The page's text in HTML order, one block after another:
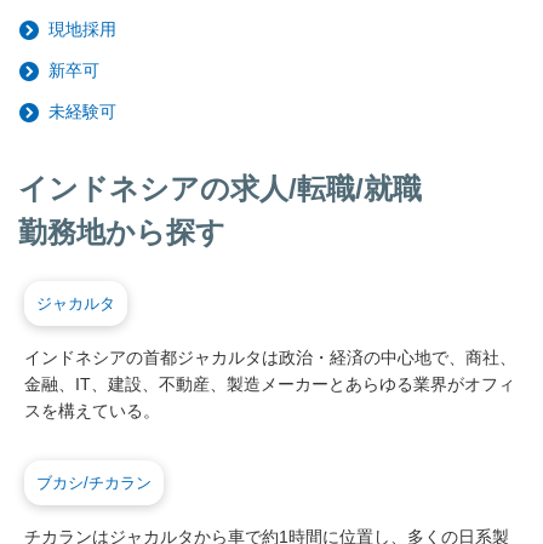
現地採用
新卒可
未経験可
インドネシアの求人/転職/就職
勤務地から探す
ジャカルタ
インドネシアの首都ジャカルタは政治・経済の中心地で、商社、
金融、IT、建設、不動産、製造メーカーとあらゆる業界がオフィ
スを構えている。
ブカシ/チカラン
チカランはジャカルタから車で約1時間に位置し、多くの日系製